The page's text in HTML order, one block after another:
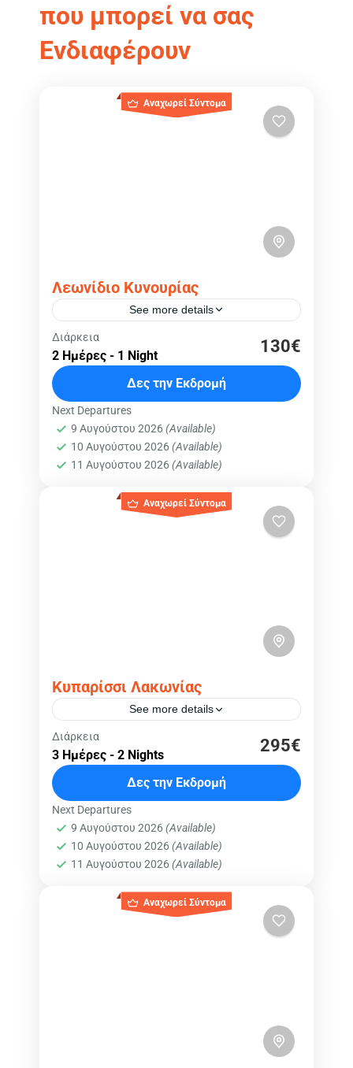
που μπορεί να σας
Ενδιαφέρουν
Αναχωρεί Σύντομα
Λεωνίδιο Κυνουρίας
See more details
Λεωνίδιο
Ελλάδα
Διάρκεια
2 Ημέρες - 1 Night 130€
Δες την Εκδρομή
Next Departures
9 Αυγούστου 2026(Available)
10 Αυγούστου 2026(Available)
11 Αυγούστου 2026(Available)
Αναχωρεί Σύντομα
Κυπαρίσσι Λακωνίας
See more details
Ελλάδα
Μυστράς
Διάρκεια
3 Ημέρες - 2 Nights 295€
Δες την Εκδρομή
Next Departures
9 Αυγούστου 2026(Available)
10 Αυγούστου 2026(Available)
11 Αυγούστου 2026(Available)
Αναχωρεί Σύντομα